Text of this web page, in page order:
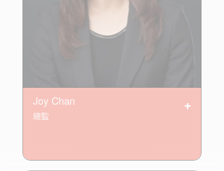
Joy Chan
總監